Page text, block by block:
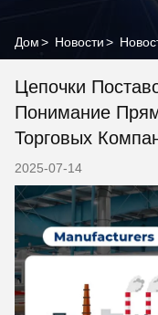
Дом> Новости>
Цепочки
Понимание
Торговых
2025-07-14